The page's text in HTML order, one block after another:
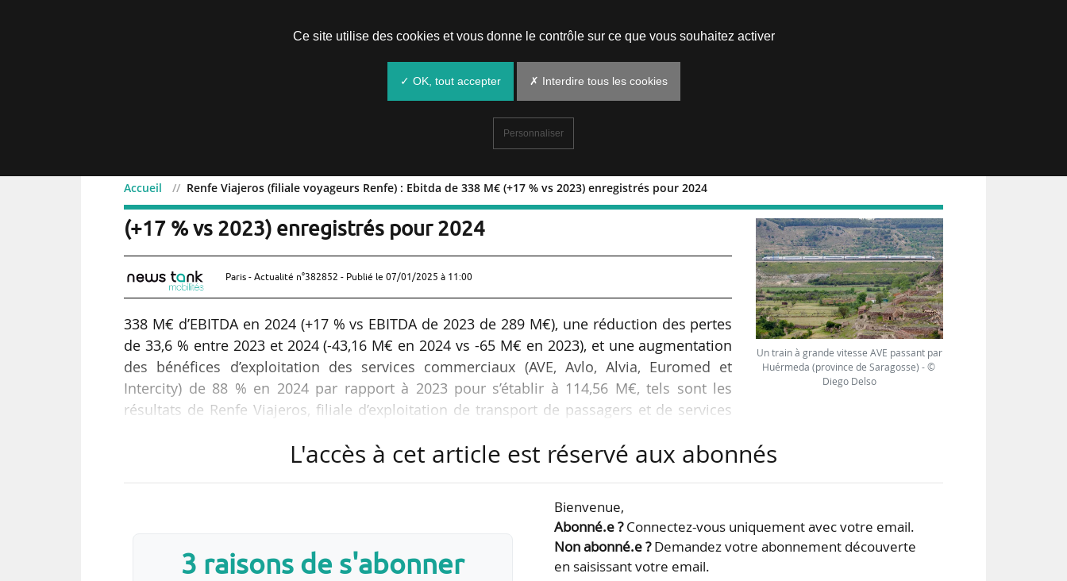
Accueil Renfe Viajeros (filiale voyageurs Renfe) : Ebitda de 338 M€ (+17 % vs 2023) enregistrés pour 2024
Renfe Viajeros (filiale voyageurs Renfe) : Ebitda de 338 M€
(+17 % vs 2023) enregistrés pour 2024
Paris - Actualité n°382852 - Publié le 07/01/2025 à 11:00
338 M€ d’EBITDA en 2024 (+17 % vs EBITDA de 2023 de 289 M€), une réduction des pertes
de 33,6 % entre 2023 et 2024 (-43,16 M€ en 2024 vs -65 M€ en 2023), et une augmentation
des bénéfices d’exploitation des services commerciaux (AVE, Avlo, Alvia, Euromed et
Intercity) de 88 % en 2024 par rapport à 2023 pour s’établir à 114,56 M€, tels sont les
résultats de Renfe Viajeros, filiale d’exploitation de transport de passagers et de services
groupe ferroviaire public espagnol Renfe. Créée en 2013, la filiale opère en Espagne des
Un train à grande vitesse AVE passant par
Huérmeda (province de Saragosse) - ©
Diego Delso
L'accès à cet article est réservé aux abonnés
3 raisons de s'abonner
Bienvenue,
Abonné.e ?Connectez-vous uniquement avec votre email.
Non abonné.e ?Demandez votre abonnement découverte
en saisissant votre email.
Ce site utilise des cookies et vous donne le contrôle sur ce que vous souhaitez activer
✓ OK, tout accepter ✗ Interdire tous les cookies
Personnaliser